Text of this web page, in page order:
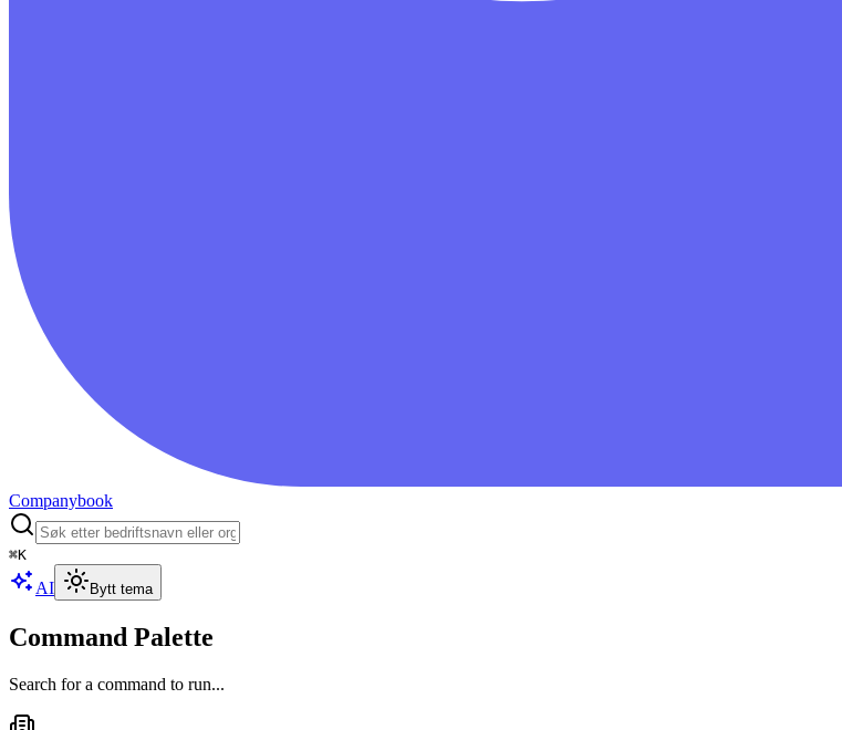
Companybook
⌘K
AI Bytt tema
Command Palette
Search for a command to run...